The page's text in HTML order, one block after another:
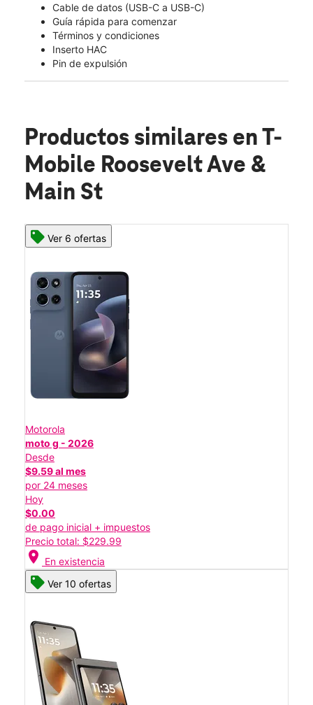
Cable de datos (USB-C a USB-C)
Guía rápida para comenzar
Términos y condiciones
Inserto HAC
Pin de expulsión
Productos similares en T-
Mobile Roosevelt Ave &
Main St
Ver 6 ofertas
Motorola
moto g - 2026
Desde
$9.59 al mes
por 24 meses
Hoy
$0.00
de pago inicial + impuestos
Precio total: $229.99
location_on En existencia
Ver 10 ofertas